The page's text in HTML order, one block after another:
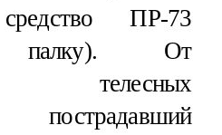
ПР-73
палку). От
телесных
пострадавший